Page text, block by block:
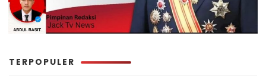
TERPOPULER